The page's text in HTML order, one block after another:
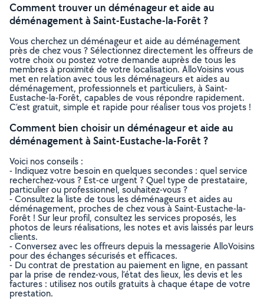
Comment trouver un déménageur et aide au
déménagement à Saint-Eustache-la-Forêt ?
Vous cherchez un déménageur et aide au déménagement
près de chez vous ? Sélectionnez directement les offreurs de
votre choix ou postez votre demande auprès de tous les
membres à proximité de votre localisation. AlloVoisins vous
met en relation avec tous les déménageurs et aides au
déménagement, professionnels et particuliers, à Saint-
Eustache-la-Forêt, capables de vous répondre rapidement.
C’est gratuit, simple et rapide pour réaliser tous vos projets !
Comment bien choisir un déménageur et aide au
déménagement à Saint-Eustache-la-Forêt ?
Voici nos conseils :
- Indiquez votre besoin en quelques secondes : quel service
recherchez-vous ? Est-ce urgent ? Quel type de prestataire,
particulier ou professionnel, souhaitez-vous ?
- Consultez la liste de tous les déménageurs et aides au
déménagement, proches de chez vous à Saint-Eustache-la-
Forêt ! Sur leur profil, consultez les services proposés, les
photos de leurs réalisations, les notes et avis laissés par leurs
clients.
- Conversez avec les offreurs depuis la messagerie AlloVoisins
pour des échanges sécurisés et efficaces.
- Du contrat de prestation au paiement en ligne, en passant
par la prise de rendez-vous, l’état des lieux, les devis et les
factures : utilisez nos outils gratuits à chaque étape de votre
prestation.